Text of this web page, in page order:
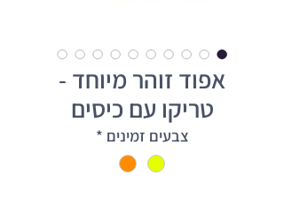
אפוד זוהר מיוחד -
טריקו עם כיסים
צבעים זמינים *